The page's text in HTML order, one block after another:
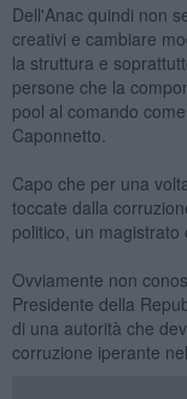
Dell'Anac quindi non
creativi e cambiare
la struttura e
persone che la
pool al comando
Caponnetto.
Capo che per una
toccate dalla
politico, un magistrato
Ovviamente non
Presidente della
di una autorità che
corruzione iperante